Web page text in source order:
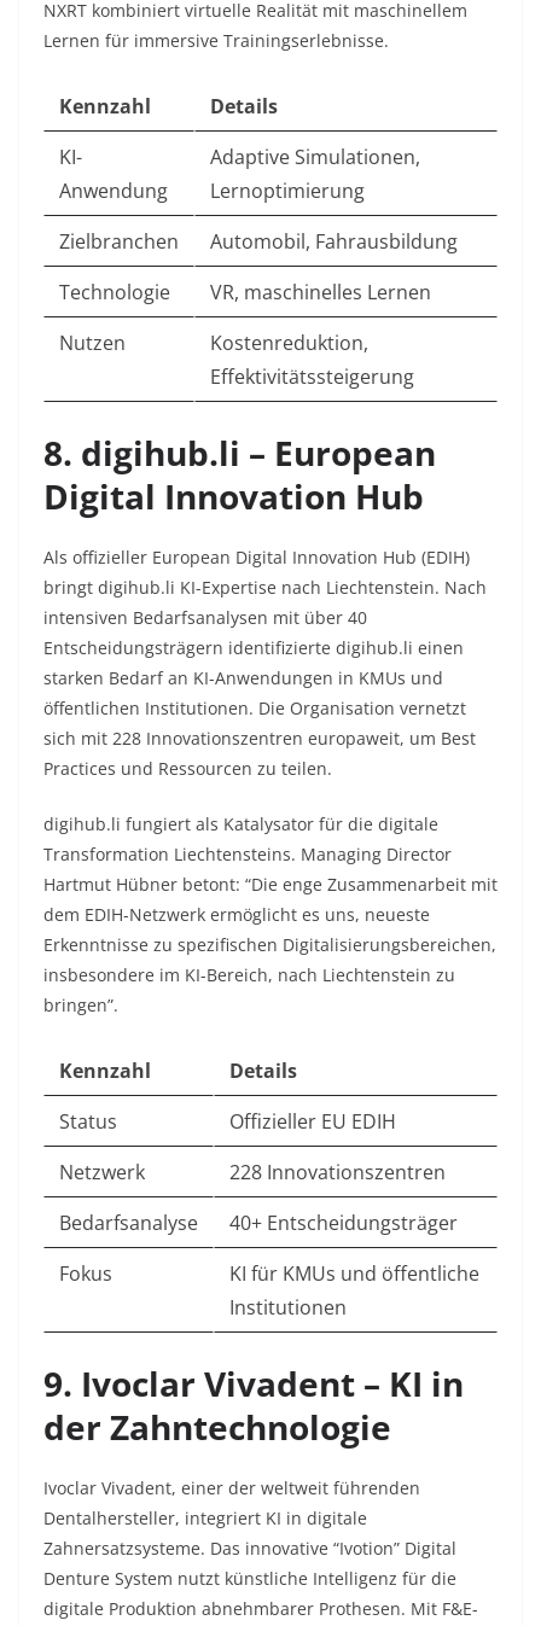
NXRT kombiniert virtuelle Realität mit maschinellem
Lernen für immersive Trainingserlebnisse.​
Kennzahl
Details
KI-
Anwendung
Adaptive Simulationen,
Lernoptimierung
Zielbranchen
Automobil, Fahrausbildung
Technologie
VR, maschinelles Lernen
Nutzen
Kostenreduktion,
Effektivitätssteigerung
8. digihub.li – European
Digital Innovation Hub
Als offizieller European Digital Innovation Hub (EDIH)
bringt digihub.li KI-Expertise nach Liechtenstein. Nach
intensiven Bedarfsanalysen mit über 40
Entscheidungsträgern identifizierte digihub.li einen
starken Bedarf an KI-Anwendungen in KMUs und
öffentlichen Institutionen. Die Organisation vernetzt
sich mit 228 Innovationszentren europaweit, um Best
Practices und Ressourcen zu teilen.​
digihub.li fungiert als Katalysator für die digitale
Transformation Liechtensteins. Managing Director
Hartmut Hübner betont: “Die enge Zusammenarbeit mit
dem EDIH-Netzwerk ermöglicht es uns, neueste
Erkenntnisse zu spezifischen Digitalisierungsbereichen,
insbesondere im KI-Bereich, nach Liechtenstein zu
bringen”.​
Kennzahl
Details
Status
Offizieller EU EDIH
Netzwerk
228 Innovationszentren
Bedarfsanalyse
40+ Entscheidungsträger
Fokus
KI für KMUs und öffentliche
Institutionen
9. Ivoclar Vivadent – KI in
der Zahntechnologie
Ivoclar Vivadent, einer der weltweit führenden
Dentalhersteller, integriert KI in digitale
Zahnersatzsysteme. Das innovative “Ivotion” Digital
Denture System nutzt künstliche Intelligenz für die
digitale Produktion abnehmbarer Prothesen. Mit F&E-